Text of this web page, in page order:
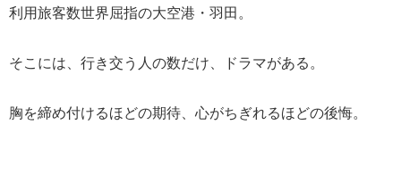
利用旅客数世界屈指の大空港・羽田。
そこには、行き交う人の数だけ、ドラマがある。
胸を締め付けるほどの期待、心がちぎれるほどの後悔。